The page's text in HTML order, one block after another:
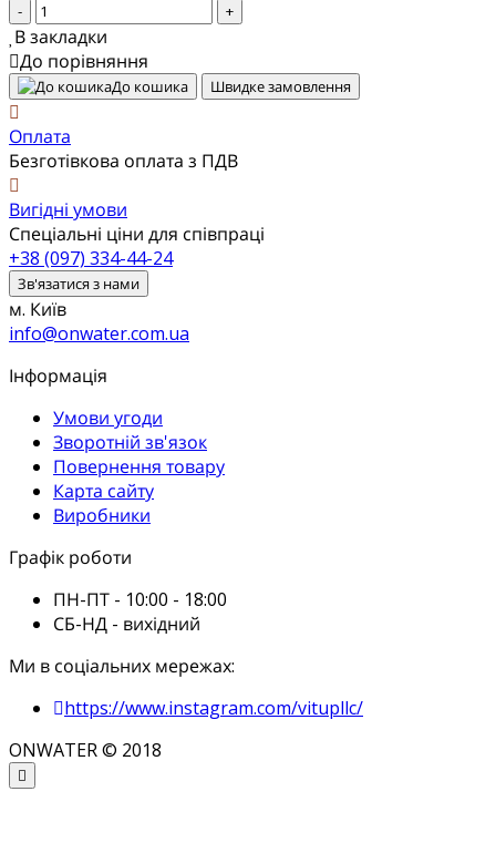
- +
В закладки
До порівняння
До кошика Швидке замовлення
Оплата
Безготівкова оплата з ПДВ
Вигідні умови
Спеціальні ціни для співпраці
+38 (097) 334-44-24
Зв'язатися з нами
м. Київ
info@onwater.com.ua
Інформація
Умови угоди
Зворотній зв'язок
Повернення товару
Карта сайту
Виробники
Графік роботи
ПН-ПТ - 10:00 - 18:00
СБ-НД - вихідний
Ми в соціальних мережах:
https://www.instagram.com/vitupllc/
ONWATER © 2018